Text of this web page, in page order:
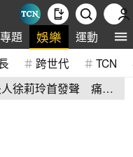
專題 娛樂 運動 全
跨世代 TCN
人徐莉玲首發聲 痛揭